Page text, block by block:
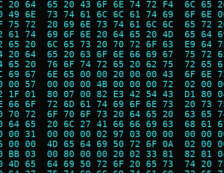
20 64  65 20 43 6F 6E 74 72 F4  6C
49 6E  73 74 61 6C 6C 61 74 69  6F
75 72  20 69 6E 73 74 61 6C 6C  65
61 74  69 6F 6E 20 64 65 20 4D  65
65 20  6C 65 73 20 70 72 6F 63  E9
20 64  65 20 63 6F 6E 66 69 67  75
65 20  76 6F 74 72 65 20 62 75  72
69 67  6E 65 00 00 20 00 00 43  6F
00 57  00 00 00 4B 00 00 00 72  02
1F 01  80 07 00 82 E3 42 54 43  D1
66 6F  72 6D 61 74 69 6F 6E 73  20
70 72  6F 70 6F 73 20 64 65 20  63
64 65  20 6C 27 41 66 66 69 63  68
00 31  00 00 00 02 97 03 00 00  00
00 00  4D 65 64 69 50 72 6F 0A  02
BB 03  00 80 00 00 20 02 33 81  82
4D 65  64 69 50 72 6F 20 65 73  74